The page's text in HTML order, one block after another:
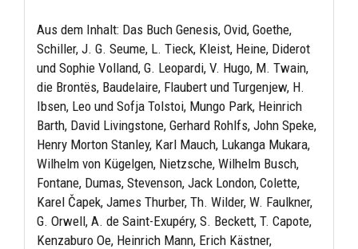
Aus dem Inhalt: Das Buch Genesis, Ovid, Goethe,
Schiller, J. G. Seume, L. Tieck, Kleist, Heine, Diderot
und Sophie Volland, G. Leopardi, V. Hugo, M. Twain,
die Brontës, Baudelaire, Flaubert und Turgenjew, H.
Ibsen, Leo und Sofja Tolstoi, Mungo Park, Heinrich
Barth, David Livingstone, Gerhard Rohlfs, John Speke,
Henry Morton Stanley, Karl Mauch, Lukanga Mukara,
Wilhelm von Kügelgen, Nietzsche, Wilhelm Busch,
Fontane, Dumas, Stevenson, Jack London, Colette,
Karel Čapek, James Thurber, Th. Wilder, W. Faulkner,
G. Orwell, A. de Saint-Exupéry, S. Beckett, T. Capote,
Kenzaburo Oe, Heinrich Mann, Erich Kästner,